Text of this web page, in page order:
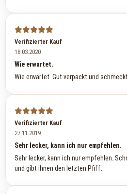
Verifizierter Kauf
18.03.2020
Wie erwartet.
Wie erwartet. Gut verpackt und schmeckt
Verifizierter Kauf
27.11.2019
Sehr lecker, kann ich nur empfehlen.
Sehr lecker, kann ich nur empfehlen.
und gibt ihnen den letzten Pfiff.